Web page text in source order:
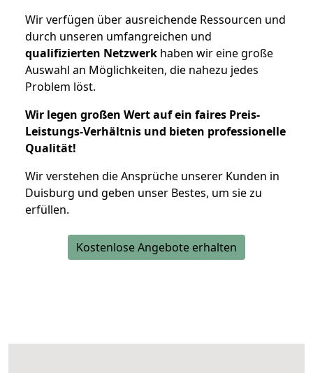
Wir verfügen über ausreichende Ressourcen und
durch unseren umfangreichen und
qualifizierten Netzwerk haben wir eine große
Auswahl an Möglichkeiten, die nahezu jedes
Problem löst.
Wir legen großen Wert auf ein faires Preis-
Leistungs-Verhältnis und bieten professionelle
Qualität!
Wir verstehen die Ansprüche unserer Kunden in
Duisburg und geben unser Bestes, um sie zu
erfüllen.
Kostenlose Angebote erhalten